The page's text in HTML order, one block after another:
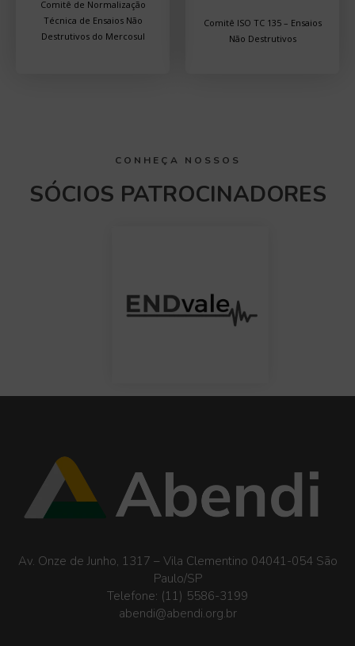
Comitê de Normalização
Técnica de Ensaios Não
Destrutivos do Mercosul
Comitê ISO TC 135 – Ensaios
Não Destrutivos
CONHEÇA NOSSOS
SÓCIOS PATROCINADORES
Av. Onze de Junho, 1317 – Vila Clementino 04041-054 São
Paulo/SP
Telefone: (11) 5586-3199
abendi@abendi.org.br